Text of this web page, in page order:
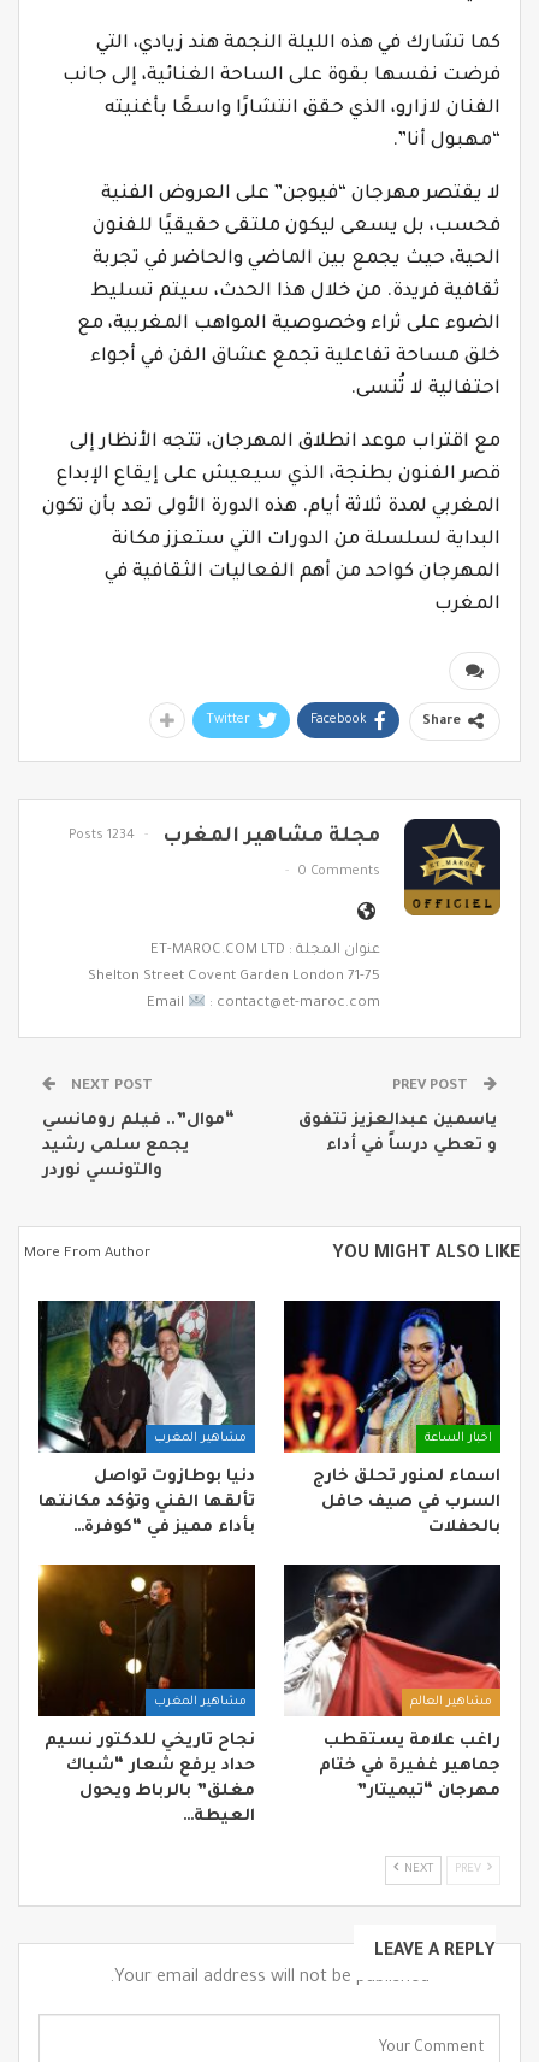
كما تشارك في هذه الليلة النجمة هند زيادي، التي
فرضت نفسها بقوة على الساحة الغنائية، إلى جانب
الفنان لازارو، الذي حقق انتشارًا واسعًا بأغنيته
“مهبول أنا”.
لا يقتصر مهرجان “فيوجن” على العروض الفنية
فحسب، بل يسعى ليكون ملتقى حقيقيًا للفنون
الحية، حيث يجمع بين الماضي والحاضر في تجربة
ثقافية فريدة. من خلال هذا الحدث، سيتم تسليط
الضوء على ثراء وخصوصية المواهب المغربية، مع
خلق مساحة تفاعلية تجمع عشاق الفن في أجواء
احتفالية لا تُنسى.
مع اقتراب موعد انطلاق المهرجان، تتجه الأنظار إلى
قصر الفنون بطنجة، الذي سيعيش على إيقاع الإبداع
المغربي لمدة ثلاثة أيام. هذه الدورة الأولى تعد بأن تكون
البداية لسلسلة من الدورات التي ستعزز مكانة
المهرجان كواحد من أهم الفعاليات الثقافية في
المغرب
Share
Facebook
Twitter
مجلة مشاهير المغرب 1234 Posts
0 Comments
عنوان المجلة : ET-MAROC.COM LTD
71-75 Shelton Street Covent Garden London
Email
: contact@et-maroc.com
ياسمين عبدالعزيز تتفوق
و تعطي درساً في أداء
NEXT POST
“موال”.. فيلم رومانسي
يجمع سلمى رشيد
والتونسي نوردر
YOU MIGHT ALSO LIKE
More From Author
اخبار الساعة
اسماء لمنور تحلق خارج
السرب في صيف حافل
بالحفلات
مشاهير المغرب
دنيا بوطازوت تواصل
تألقها الفني وتؤكد مكانتها
بأداء مميز في “كوفرة…
مشاهير العالم
راغب علامة يستقطب
جماهير غفيرة في ختام
مهرجان “تيميتار”
مشاهير المغرب
نجاح تاريخي للدكتور نسيم
حداد يرفع شعار “شباك
مغلق” بالرباط ويحول
العيطة…
NEXT
LEAVE A REPLY
Your email address will not be published.